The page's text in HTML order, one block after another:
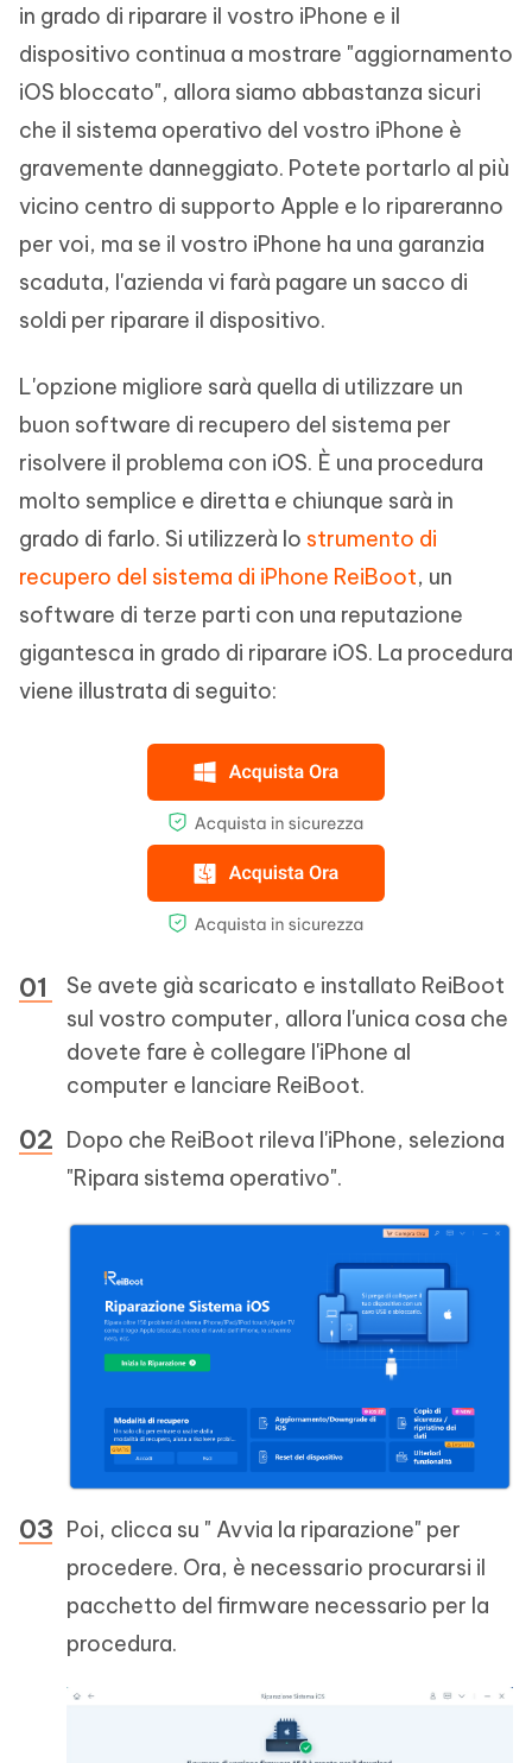
in grado di riparare il vostro iPhone e il
dispositivo continua a mostrare "aggiornamento
iOS bloccato", allora siamo abbastanza sicuri
che il sistema operativo del vostro iPhone è
gravemente danneggiato. Potete portarlo al più
vicino centro di supporto Apple e lo ripareranno
per voi, ma se il vostro iPhone ha una garanzia
scaduta, l'azienda vi farà pagare un sacco di
soldi per riparare il dispositivo.
L'opzione migliore sarà quella di utilizzare un
buon software di recupero del sistema per
risolvere il problema con iOS. È una procedura
molto semplice e diretta e chiunque sarà in
grado di farlo. Si utilizzerà lo strumento di
recupero del sistema di iPhone ReiBoot, un
software di terze parti con una reputazione
gigantesca in grado di riparare iOS. La procedura
viene illustrata di seguito:
Se avete già scaricato e installato ReiBoot
sul vostro computer, allora l'unica cosa che
dovete fare è collegare l'iPhone al
computer e lanciare ReiBoot.
Dopo che ReiBoot rileva l'iPhone, seleziona
"Ripara sistema operativo".
Poi, clicca su " Avvia la riparazione" per
procedere. Ora, è necessario procurarsi il
pacchetto del firmware necessario per la
procedura.